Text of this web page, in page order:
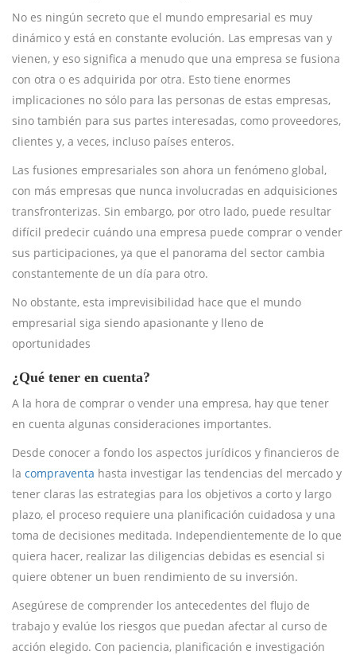
No es ningún secreto que el mundo empresarial es muy
dinámico y está en constante evolución. Las empresas van y
vienen, y eso significa a menudo que una empresa se fusiona
con otra o es adquirida por otra. Esto tiene enormes
implicaciones no sólo para las personas de estas empresas,
sino también para sus partes interesadas, como proveedores,
clientes y, a veces, incluso países enteros.
Las fusiones empresariales son ahora un fenómeno global,
con más empresas que nunca involucradas en adquisiciones
transfronterizas. Sin embargo, por otro lado, puede resultar
difícil predecir cuándo una empresa puede comprar o vender
sus participaciones, ya que el panorama del sector cambia
constantemente de un día para otro.
No obstante, esta imprevisibilidad hace que el mundo
empresarial siga siendo apasionante y lleno de
oportunidades
¿Qué tener en cuenta?
A la hora de comprar o vender una empresa, hay que tener
en cuenta algunas consideraciones importantes.
Desde conocer a fondo los aspectos jurídicos y financieros de
la compraventa hasta investigar las tendencias del mercado y
tener claras las estrategias para los objetivos a corto y largo
plazo, el proceso requiere una planificación cuidadosa y una
toma de decisiones meditada. Independientemente de lo que
quiera hacer, realizar las diligencias debidas es esencial si
quiere obtener un buen rendimiento de su inversión.
Asegúrese de comprender los antecedentes del flujo de
trabajo y evalúe los riesgos que puedan afectar al curso de
acción elegido. Con paciencia, planificación e investigación